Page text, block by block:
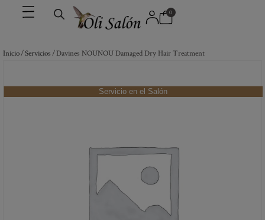
0
Inicio/Servicios/ Davines NOUNOU Damaged Dry Hair Treatment
Servicio en el Salón